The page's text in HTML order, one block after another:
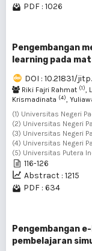
PDF : 1026
Pengembangan
learning pada
DOI : 10.21831/
Riki Fajri Rahmat (1),
Krismadinata (4),
(1) Universitas Negeri
(2) Universitas Negeri
(3) Universitas Negeri
(4) Universitas Negeri
(5) Universitas Putera
116-126
Abstract : 1215
PDF : 634
Pengembangan
pembelajaran